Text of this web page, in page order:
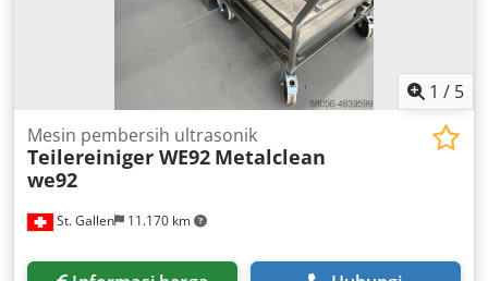
1 / 5
St. Gallen 11.170 km
Mesin pembersih ultrasonik
Teilereiniger WE92 Metalclean
we92